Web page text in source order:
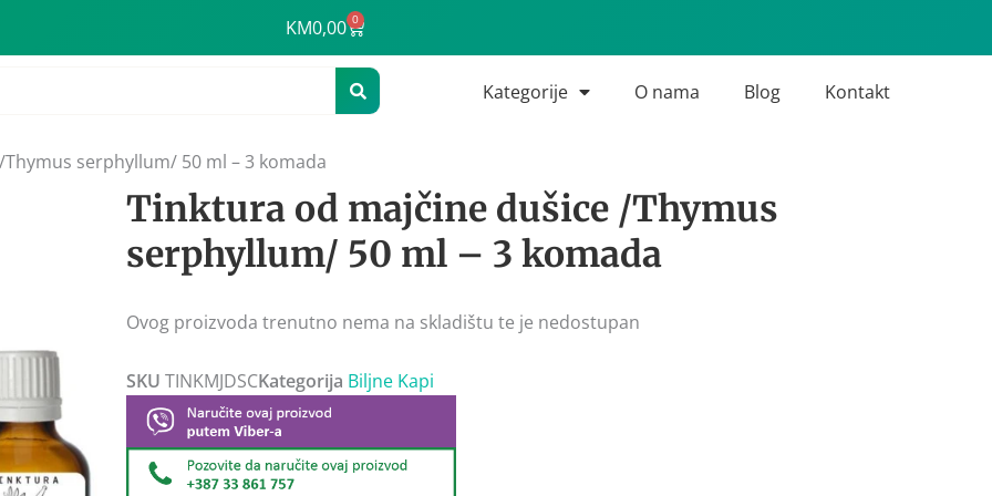
KM0,00 0
Cart
Kategorije O nama Blog Kontakt
serphyllum/ 50 ml – 3 komada
Tinktura od majčine dušice /Thymus
serphyllum/ 50 ml – 3 komada
Ovog proizvoda trenutno nema na skladištu te je nedostupan
SKU TINKMJDSCKategorija Biljne Kapi